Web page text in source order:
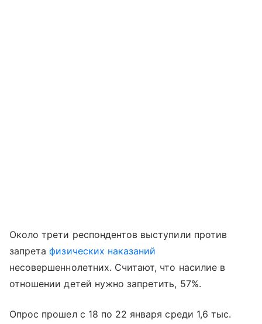
Около трети респондентов выступили против
запретафизических наказаний
несовершеннолетних. Считают, что насилие в
отношении детей нужно запретить, 57%.
Опрос прошел с 18 по 22 января среди 1,6 тыс.